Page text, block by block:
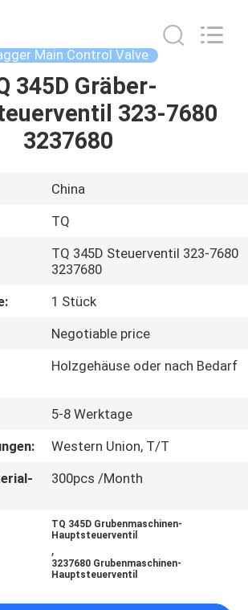
Main Control Valve
345D Gräber-
323-7680
3237680
China
TQ
TQ 345D Steuerventil 323-7680
3237680
1 Stück
Negotiable price
Holzgehäuse oder nach Bedarf
5-8 Werktage
Western Union, T/T
300pcs /Month
TQ 345D Grubenmaschinen-
Hauptsteuerventil
,
3237680 Grubenmaschinen-
Hauptsteuerventil